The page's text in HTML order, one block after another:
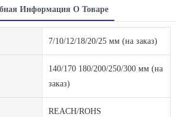
Информация О Товаре
7/10/12/18/20/25 мм (на заказ)
140/170 180/200/250/300 мм (на
заказ)
REACH/ROHS